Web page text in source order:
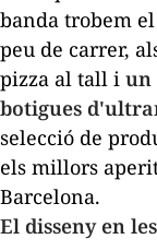
banda trobem
peu de carrer,
pizza al tall i un
botigues
selecció de
els millors
Barcelona.
El disseny en